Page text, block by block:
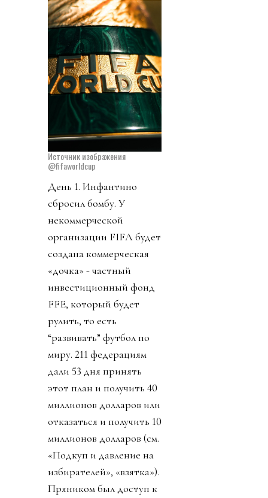
Источник изображения
@fifaworldcup
День 1. Инфантино
сбросил бомбу. У
некоммерческой
организации FIFA будет
создана коммерческая
«дочка» - частный
инвестиционный фонд
FFE, который будет
рулить, то есть
“развивать” футбол по
миру. 211 федерациям
дали 53 дня принять
этот план и получить 40
миллионов долларов или
отказаться и получить 10
миллионов долларов (см.
«Подкуп и давление на
избирателей», «взятка»).
Пряником был доступ к